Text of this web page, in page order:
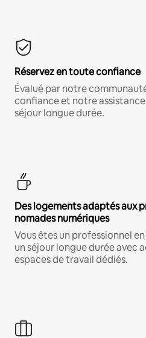
Réservez en toute confiance
Évalué par notre
confiance et notre
séjour longue durée.
Des logements adaptés aux
nomades numériques
Vous êtes un professionnel
un séjour longue durée avec
espaces de travail dédiés.